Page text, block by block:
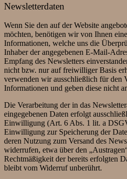
Newsletter­daten
Wenn Sie den auf der Website
möchten, benötigen wir von Ihnen
Informationen, welche uns die
Inhaber der angegebenen E-Mail-
Empfang des Newsletters
nicht bzw. nur auf freiwilliger Basis
verwenden wir ausschließlich für den
Informationen und geben diese nicht
Die Verarbeitung der in das
eingegebenen Daten erfolgt
Einwilligung (Art. 6 Abs. 1 lit. a
Einwilligung zur Speicherung der
deren Nutzung zum Versand des
widerrufen, etwa über den
Rechtmäßigkeit der bereits erfolgten
bleibt vom Widerruf unberührt.